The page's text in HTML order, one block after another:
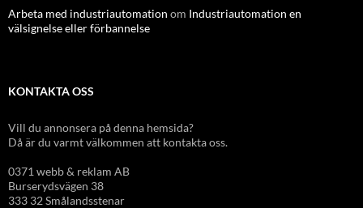
Arbeta med industriautomation om Industriautomation en
välsignelse eller förbannelse
KONTAKTA OSS
Vill du annonsera på denna hemsida?
Då är du varmt välkommen att kontakta oss.
0371 webb & reklam AB
Burserydsvägen 38
333 32 Smålandsstenar